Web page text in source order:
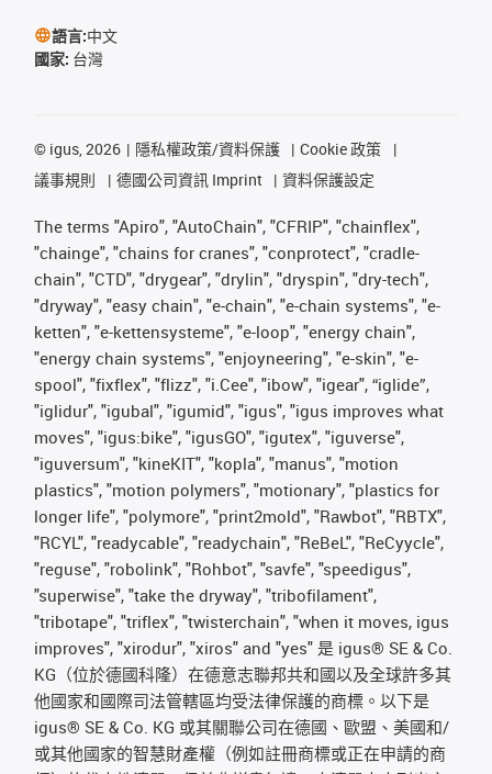
語言:中文
國家: 台灣
© igus, 2026 隱私權政策/資料保護
Cookie 政策
議事規則
德國公司資訊 Imprint 資料保護設定
The terms "Apiro", "AutoChain", "CFRIP", "chainflex",
"chainge", "chains for cranes", "conprotect", "cradle-
chain", "CTD", "drygear", "drylin", "dryspin", "dry-tech",
"dryway", "easy chain", "e-chain", "e-chain systems", "e-
ketten", "e-kettensysteme", "e-loop", "energy chain",
"energy chain systems", "enjoyneering", "e-skin", "e-
spool", "fixflex", "flizz", "i.Cee", "ibow", "igear", “iglide”,
"iglidur", "igubal", "igumid", "igus", "igus improves what
moves", "igus:bike", "igusGO", "igutex", "iguverse",
"iguversum", "kineKIT", "kopla", "manus", "motion
plastics", "motion polymers", "motionary", "plastics for
longer life", "polymore", "print2mold", "Rawbot", "RBTX",
"RCYL", "readycable", "readychain", "ReBeL", "ReCyycle",
"reguse", "robolink", "Rohbot", "savfe", "speedigus",
"superwise", "take the dryway", "tribofilament",
"tribotape", "triflex", "twisterchain", "when it moves, igus
improves", "xirodur", "xiros" and "yes" 是 igus® SE & Co.
KG（位於德國科隆）在德意志聯邦共和國以及全球許多其
他國家和國際司法管轄區均受法律保護的商標。以下是
igus® SE & Co. KG 或其關聯公司在德國、歐盟、美國和/
或其他國家的智慧財產權（例如註冊商標或正在申請的商